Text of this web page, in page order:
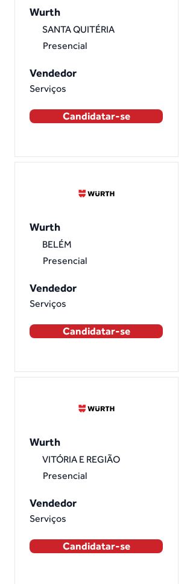
Wurth
SANTA QUITÉRIA
Presencial
Vendedor
Serviços
Candidatar-se
Wurth
BELÉM
Presencial
Vendedor
Serviços
Candidatar-se
Wurth
VITÓRIA E REGIÃO
Presencial
Vendedor
Serviços
Candidatar-se